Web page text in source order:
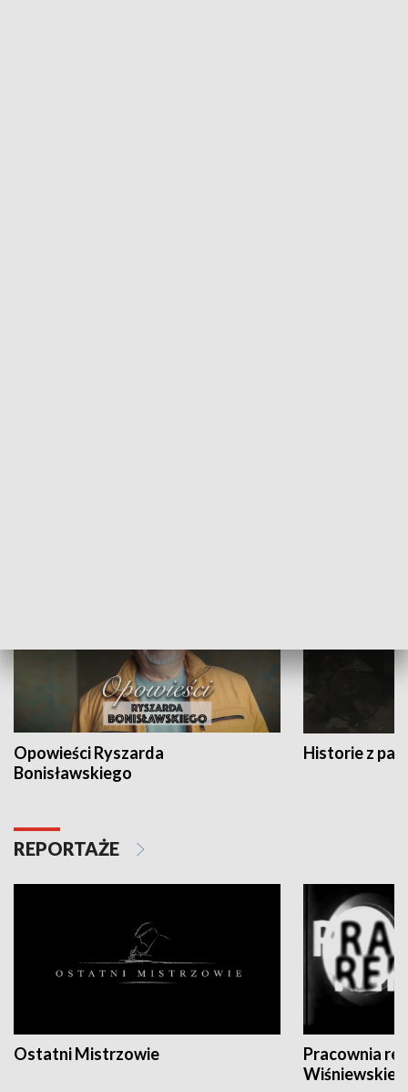
Opowieści Ryszarda
Bonisławskiego
Historie z
REPORTAŻE
Ostatni Mistrzowie
Pracownia